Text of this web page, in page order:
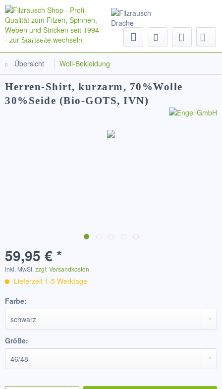
Menü
Übersicht Woll-Bekleidung
Herren-Shirt, kurzarm, 70%Wolle
30%Seide (Bio-GOTS, IVN)
59,95 € *
inkl. MwSt. zzgl. Versandkosten
Lieferzeit 1-5 Werktage
Farbe:
Größe: